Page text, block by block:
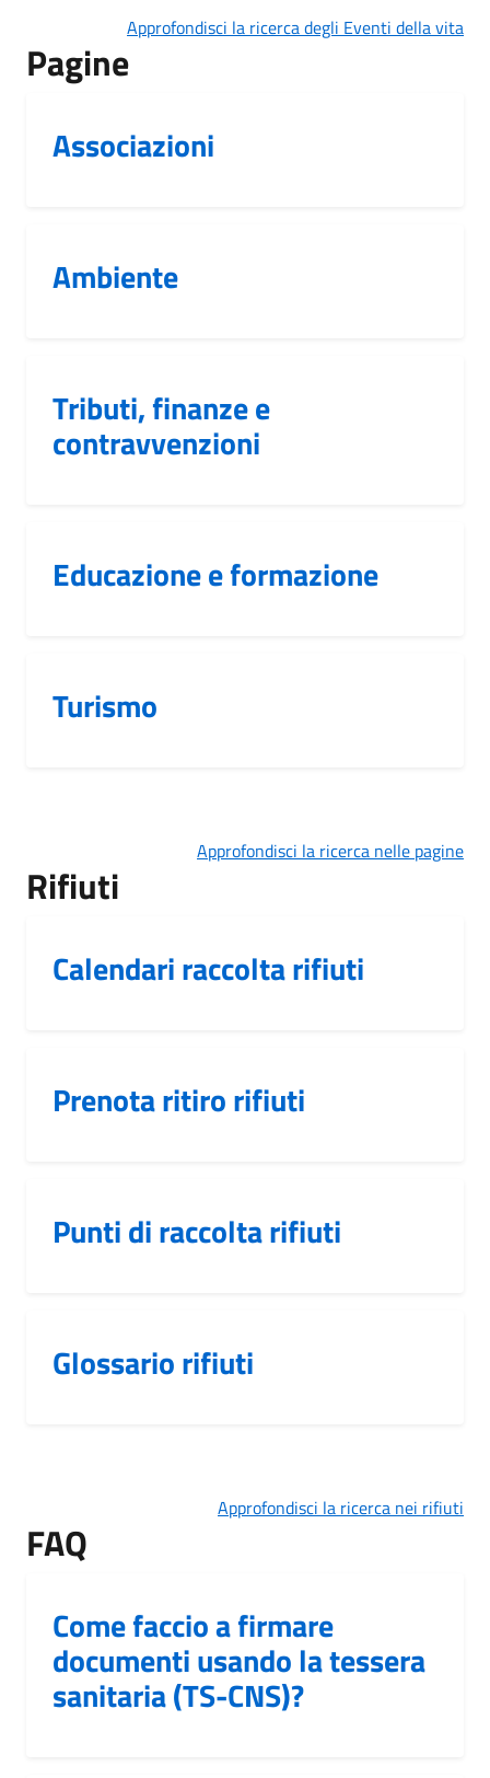
Approfondisci la ricerca degli Eventi della vita
Pagine
Associazioni
Ambiente
Tributi, finanze e
contravvenzioni
Educazione e formazione
Turismo
Approfondisci la ricerca nelle pagine
Rifiuti
Calendari raccolta rifiuti
Prenota ritiro rifiuti
Punti di raccolta rifiuti
Glossario rifiuti
Approfondisci la ricerca nei rifiuti
FAQ
Come faccio a firmare
documenti usando la tessera
sanitaria (TS-CNS)?